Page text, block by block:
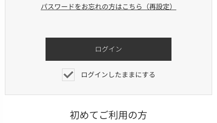
パスワードをお忘れの方はこちら（再設定）
ログインしたままにする
初めてご利用の方